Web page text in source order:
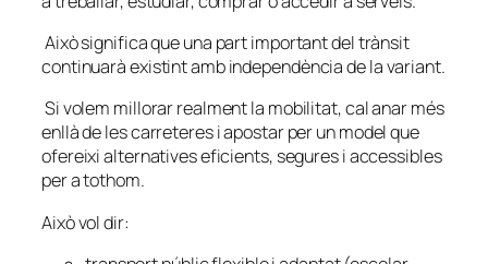
Això significa que una part important del trànsit
continuarà existint amb independència de la variant.
Si volem millorar realment la mobilitat, cal anar més
enllà de les carreteres i apostar per un model que
ofereixi alternatives eficients, segures i accessibles
per a tothom.
Això vol dir: